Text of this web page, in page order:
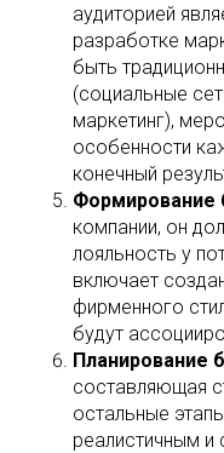
аудиторией
разработке
быть
(социальные
маркетинг),
особенности
конечный
Формирование
компании, он
лояльность у
включает
фирменного
будут
Планирование
составляющая
остальные
реалистичным и